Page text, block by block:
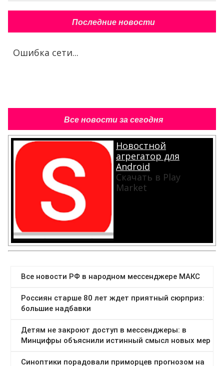
Последние новости
Ошибка сети...
Все новости за сегодня
Новостной
агрегатор для
Android
Скачать в Play
Market